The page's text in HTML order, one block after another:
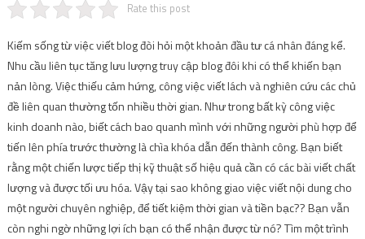
Rate this post
Kiếm sống từ việc viết blog đòi hỏi một khoản đầu tư cá nhân đáng kể.
Nhu cầu liên tục tăng lưu lượng truy cập blog đôi khi có thể khiến bạn
nản lòng. Việc thiếu cảm hứng, công việc viết lách và nghiên cứu các chủ
đề liên quan thường tốn nhiều thời gian. Như trong bất kỳ công việc
kinh doanh nào, biết cách bao quanh mình với những người phù hợp để
tiến lên phía trước thường là chìa khóa dẫn đến thành công. Bạn biết
rằng một chiến lược tiếp thị kỹ thuật số hiệu quả cần có các bài viết chất
lượng và được tối ưu hóa. Vậy tại sao không giao việc viết nội dung cho
một người chuyên nghiệp, để tiết kiệm thời gian và tiền bạc?? Bạn vẫn
còn nghi ngờ những lợi ích bạn có thể nhận được từ nó? Tìm một trình